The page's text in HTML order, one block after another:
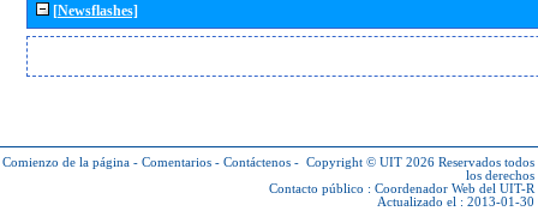
[Newsflashes]
Comienzo de la página - Comentarios - Contáctenos - Copyright © UIT 2026 Reservados todos
los derechos
Contacto público : Coordenador Web del UIT-R
Actualizado el : 2013-01-30